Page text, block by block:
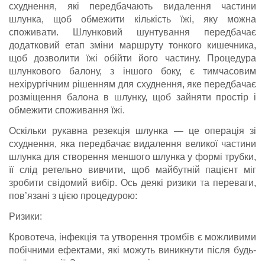
схуднення, які передбачають видалення частини
шлунка, щоб обмежити кількість їжі, яку можна
споживати. Шлунковий шунтування передбачає
додатковий етап зміни маршруту тонкого кишечника,
щоб дозволити їжі обійти його частину. Процедура
шлункового балону, з іншого боку, є тимчасовим
нехірургічним рішенням для схуднення, яке передбачає
розміщення балона в шлунку, щоб зайняти простір і
обмежити споживання їжі.
Оскільки рукавна резекція шлунка — це операція зі
схуднення, яка передбачає видалення великої частини
шлунка для створення меншого шлунка у формі трубки,
її слід ретельно вивчити, щоб майбутній пацієнт міг
зробити свідомий вибір. Ось деякі ризики та переваги,
пов’язані з цією процедурою:
Ризики:
Кровотеча, інфекція та утворення тромбів є можливими
побічними ефектами, які можуть виникнути після будь-